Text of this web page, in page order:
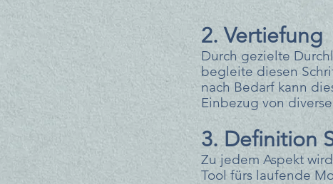
2. Vertiefung
Durch gezielte
begleite diesen
nach Bedarf kann
Einbezug von
3. Definition
Zu jedem Aspekt
Tool fürs laufende